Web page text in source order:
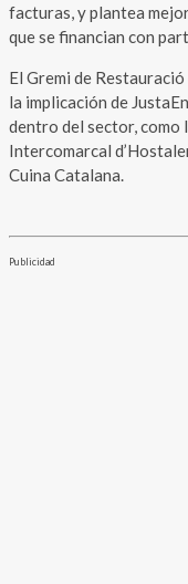
facturas, y plantea
que se financian con
El Gremi de
la implicación de
dentro del sector, como
Intercomarcal
Cuina Catalana.
Publicidad